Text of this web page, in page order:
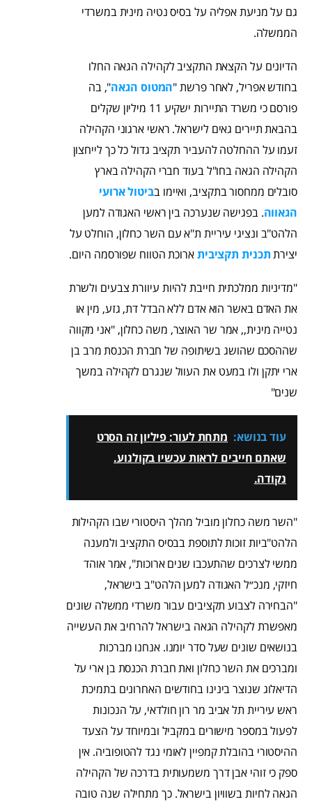
גם על מניעת אפליה על בסיס נטיה מינית במשרדי
הממשלה.
הדיונים על הקצאת התקציב לקהילה הגאה החלו
בחודש אפריל, לאחר פרשת "המטוס הגאה", בה
פורסם כי משרד התיירות ישקיע 11 מיליון שקלים
בהבאת תיירים גאים לישראל. ראשי ארגוני הקהילה
זעמו על ההחלטה להעביר תקציב גדול כל כך לייחצון
הקהילה הגאה בחו"ל בעוד חברי הקהילה בארץ
סובלים ממחסור בתקציב, ואיימו בביטול ארועי
הגאווה. בפגישה שנערכה בין ראשי האגודה למען
הלהט"ב ונציגי עיריית ת"א עם השר כחלון, הוחלט על
יצירתתכנית תקציביתארוכת הטווח שפורסמה היום.
"מדיניות ממלכתית חייבת להיות עיוורת צבעים ולשרת
את האדם באשר הוא אדם ללא הבדל דת, גזע, מין או
נטייה מינית,, אמר שר האוצר, משה כחלון, "אני מקווה
שההסכם שהושג בשיתופה של חברת הכנסת מרב בן
ארי יתקן ולו במעט את העוול שנגרם לקהילה במשך
שנים"
עוד בנושא: מתחת לעור: פיליון זה הסרט
שאתם חייבים לראות עכשיו בקולנוע.
נקודה.
"השר משה כחלון מוביל מהלך היסטורי שבו הקהילות
הלהט"ביות זוכות לתוספת בבסיס התקציב ולמענה
ממשי לצרכים שהתעכבו שנים ארוכות", אמר אוהד
חיזקי, מנכ״ל האגודה למען הלהט"ב בישראל,
"הבחירה לצבוע תקציבים עבור משרדי ממשלה שונים
מאפשרת לקהילה הגאה בישראל להרחיב את העשייה
בנושאים שונים שעל סדר יומנו. אנחנו מברכות
ומברכים את השר כחלון ואת חברת הכנסת בן ארי על
הדיאלוג שנוצר בינינו בחודשים האחרונים בתמיכת
ראש עיריית תל אביב מר רון חולדאי, על הנכונות
לפעול במספר מישורים במקביל ובמיוחד על הצעד
ההיסטורי בהובלת קמפיין לאומי נגד להטופוביה. אין
ספק כי זוהי אבן דרך משמעותית בדרכה של הקהילה
הגאה לחיות בשוויון בישראל. כך מתחילה שנה טובה